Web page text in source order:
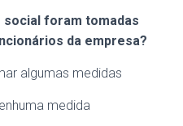
foram tomadas
da empresa?
algumas medidas
medida